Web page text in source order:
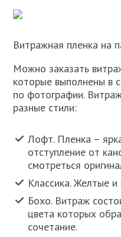
Витражная пленка на
Можно заказать
которые выполнены в
по фотографии.
разные стили:
Лофт. Пленка –
отступление от
смотреться
Классика. Желтые
Бохо. Витраж
цвета которых
сочетание.